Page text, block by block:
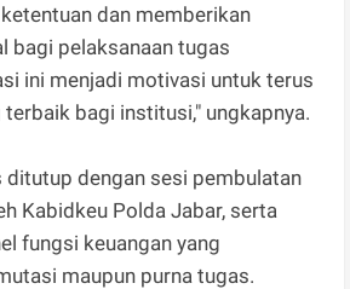
dan memberikan
bagi pelaksanaan tugas
ini menjadi motivasi untuk terus
bagi institusi," ungkapnya.
ditutup dengan sesi pembulatan
Kabidkeu Polda Jabar, serta
fungsi keuangan yang
maupun purna tugas.